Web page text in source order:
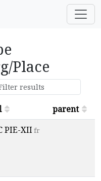
Place
parent
PIE-XII fr